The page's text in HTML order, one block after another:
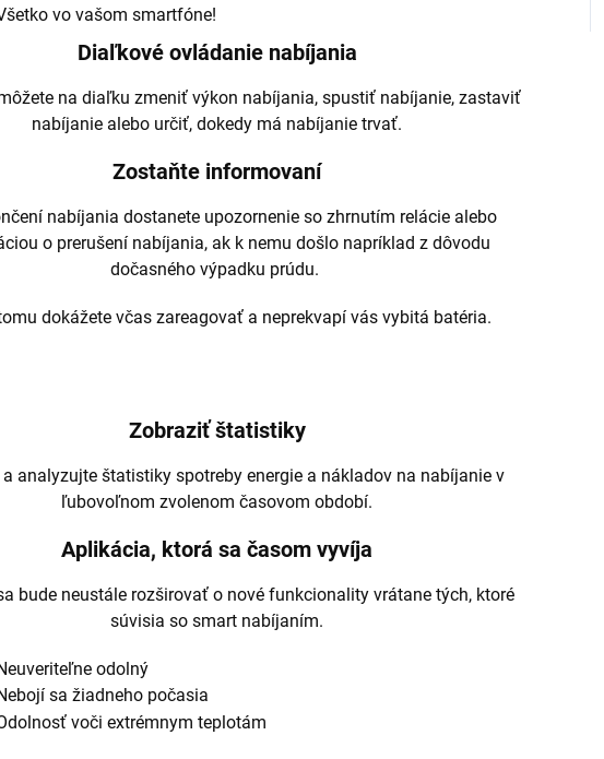
vo vašom smartfóne!
Diaľkové ovládanie nabíjania
na diaľku zmeniť výkon nabíjania, spustiť nabíjanie, zastaviť
nabíjanie alebo určiť, dokedy má nabíjanie trvať.
Zostaňte informovaní
nabíjania dostanete upozornenie so zhrnutím relácie alebo
o prerušení nabíjania, ak k nemu došlo napríklad z dôvodu
dočasného výpadku prúdu.
dokážete včas zareagovať a neprekvapí vás vybitá batéria.
Zobraziť štatistiky
analyzujte štatistiky spotreby energie a nákladov na nabíjanie v
ľubovoľnom zvolenom časovom období.
Aplikácia, ktorá sa časom vyvíja
bude neustále rozširovať o nové funkcionality vrátane tých, ktoré
súvisia so smart nabíjaním.
odolný
sa žiadneho počasia
voči extrémnym teplotám